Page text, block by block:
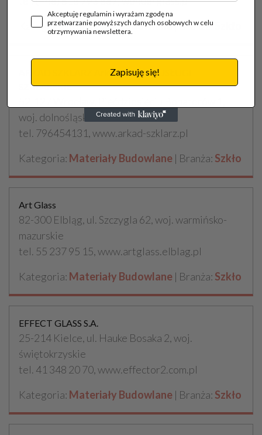
Kategoria:Materiały Budowlane| Branża:
ARKAD SZKLARZ Arkadiusz Żbik USŁUGI
SZKLARSKIE
woj. dolnośląskie
tel. 796454131, www.arkad-szklarz.pl
Kategoria: Materiały Budowlane | Branża: Szkło
Art Glass
82-300 Elbląg, ul. Szczygla 62, woj. warmińsko-
mazurskie
tel. 55 237 95 15, www.artglass.elblag.pl
Kategoria: Materiały Budowlane | Branża: Szkło
EFFECT GLASS S.A.
25-214 Kielce, ul. Hauke Bosaka 2, woj.
świętokrzyskie
tel. 41 348 20 70, www.effector2.com.pl
Kategoria: Materiały Budowlane | Branża: Szkło
Akceptuję regulamin i wyrażam zgodę na
przetwarzanie powyższych danych osobowych w celu
otrzymywania newslettera.
Zapisuję się!